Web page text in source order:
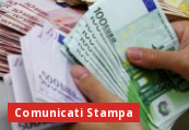
Comunicati Stampa